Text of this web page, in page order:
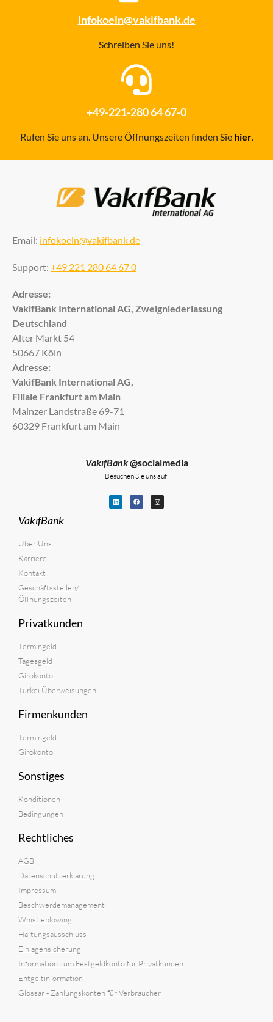
infokoeln@vakifbank.de
Schreiben Sie uns!
+49-221-280 64 67-0
Rufen Sie uns an. Unsere Öffnungszeiten finden Sie hier.
Email: infokoeln@vakifbank.de
Support: +49 221 280 64 67 0
Adresse:
VakifBank International AG, Zweigniederlassung
Deutschland
Alter Markt 54
50667 Köln
Adresse:
VakifBank International AG,
Filiale Frankfurt am Main
Mainzer Landstraße 69-71
60329 Frankfurt am Main
VakıfBank@socialmedia
Besuchen Sie uns auf:
VakıfBank
Über Uns
Karriere
Kontakt
Geschäftsstellen/
Öffnungszeiten
Privatkunden
Termingeld
Tagesgeld
Girokonto
Türkei Überweisungen
Firmenkunden
Termingeld
Girokonto
Sonstiges
Konditionen
Bedingungen
Rechtliches
AGB
Datenschutzerklärung
Impressum
Beschwerdemanagement
Whistleblowing
Haftungsausschluss
Einlagensicherung
Information zum Festgeldkonto für Privatkunden
Entgeltinformation
Glossar - Zahlungskonten für Verbraucher